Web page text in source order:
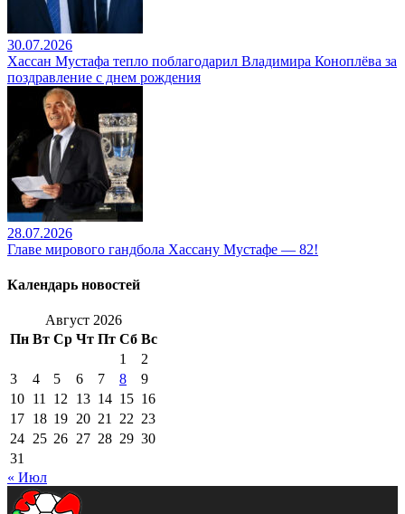
30.07.2026
Хассан Мустафа тепло поблагодарил Владимира Коноплёва за
поздравление с днем рождения
28.07.2026
Главе мирового гандбола Хассану Мустафе — 82!
Календарь новостей
Август 2026
Пн Вт Ср Чт Пт Сб Вс
1
2
3
4 5 6 7 8
9
10 11 12 13 14 15 16
17 18 19 20 21 22 23
24 25 26 27 28 29 30
31
« Июл